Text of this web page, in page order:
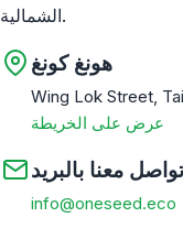
الشمالية.
هونغ كونغ
Wing Lok Street,
عرض على الخريطة
تواصل معنا بالبريد
info@oneseed.eco